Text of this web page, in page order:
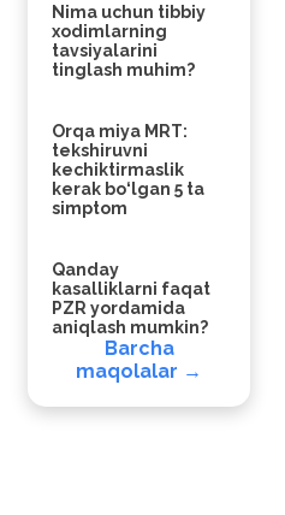
Nima uchun tibbiy
xodimlarning
tavsiyalarini
tinglash muhim?
Orqa miya MRT:
tekshiruvni
kechiktirmaslik
kerak bo‘lgan 5 ta
simptom
Qanday
kasalliklarni faqat
PZR yordamida
aniqlash mumkin?
Barcha
maqolalar →